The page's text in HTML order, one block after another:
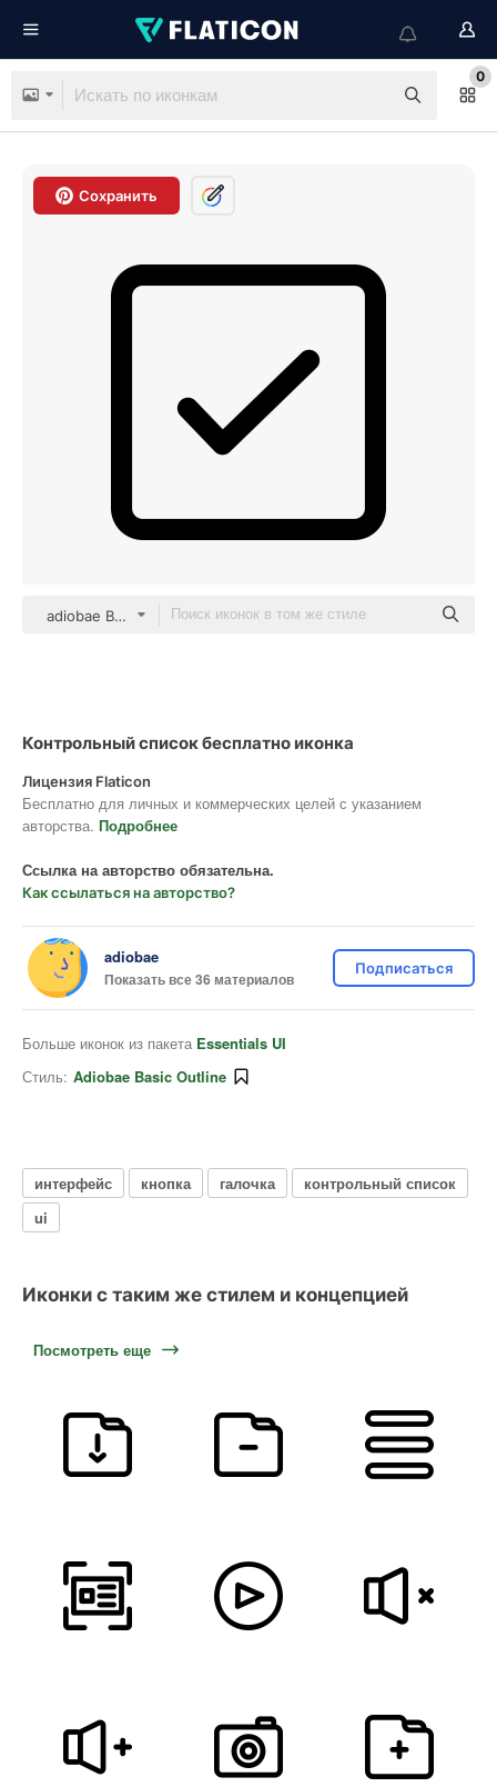
0
Сохранить
adiobae Basic Outline
Контрольный список бесплатно иконка
Лицензия Flaticon
Бесплатно для личных и коммерческих целей с указанием
авторства. Подробнее
Ссылка на авторство обязательна.
Как ссылаться на авторство?
adiobae
Показать все 36 материалов
Подписаться
Больше иконок из пакета Essentials UI
Стиль: Adiobae Basic Outline
интерфейс кнопка галочка
контрольный список
ui
Иконки с таким же стилем и концепцией
Посмотреть еще